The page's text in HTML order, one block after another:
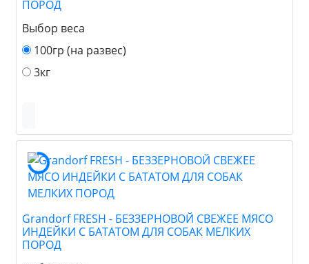
ПОРОД
Выбор веса
100гр (на развес)
3кг
Grandorf FRESH - БЕЗЗЕРНОВОЙ СВЕЖЕЕ МЯСО
ИНДЕЙКИ С БАТАТОМ ДЛЯ СОБАК МЕЛКИХ
ПОРОД